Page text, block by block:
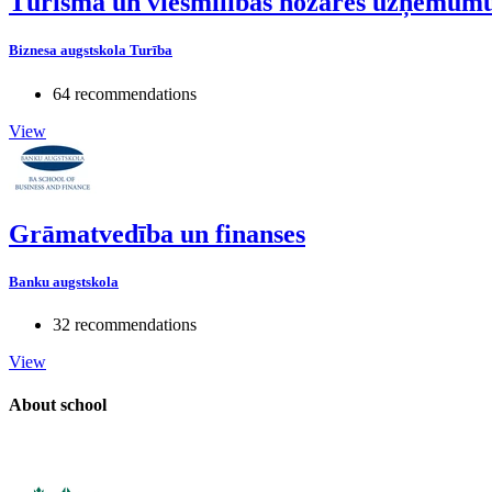
Biznesa augstskola Turība
64 recommendations
View
Grāmatvedība un finanses
Banku augstskola
32 recommendations
View
About school